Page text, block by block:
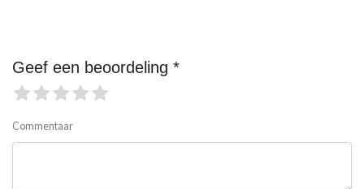
Geef een beoordeling *
Commentaar